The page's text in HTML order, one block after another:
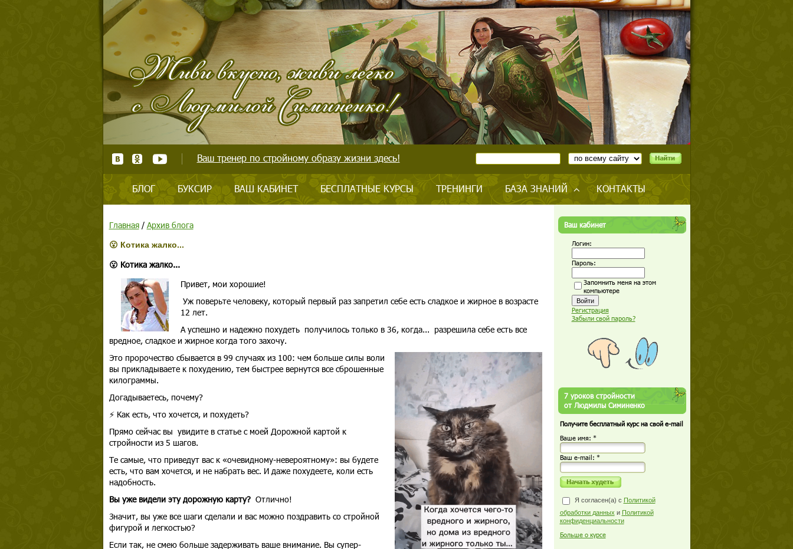
Ваш тренер по стройному образу жизни здесь!
БЛОГ БУКСИР ВАШ КАБИНЕТ БЕСПЛАТНЫЕ КУРСЫ ТРЕНИНГИ БАЗА ЗНАНИЙ КОНТАКТЫ
Главная/ Архив блога
😮 Котика жалко...
😮 Котика жалко...
Привет, мои хорошие!
Уж поверьте человеку, который первый раз запретил себе есть сладкое и жирное в возрасте
12 лет.
А успешно и надежно похудеть получилось только в 36, когда... разрешила себе есть все
вредное, сладкое и жирное когда того захочу.
Это пророчество сбывается в 99 случаях из 100: чем больше силы воли
вы прикладываете к похудению, тем быстрее вернутся все сброшенные
килограммы.
Догадываетесь, почему?
⚡️ Как есть, что хочется, и похудеть?
Прямо сейчас вы увидите в статье с моей Дорожной картой к
стройности из 5 шагов.
Те самые, что приведут вас к «очевидному-невероятному»: вы будете
есть, что вам хочется, и не набрать вес. И даже похудеете, коли есть
надобность.
Вы уже видели эту дорожную карту?Отлично!
Значит, вы уже все шаги сделали и вас можно поздравить со стройной
фигурой и легкостью?
Если так, не смею больше задерживать ваше внимание. Вы супер-
Ваш кабинет
Логин:
Пароль:
Запомнить меня на этом
компьютере
Регистрация
Забыли свой пароль?
7 уроков стройности
от Людмилы Симиненко
Получите бесплатный курс на свой e-mail
Ваше имя: *
Ваш е-mail: *
Я согласен(а) с Политикой
обработки данных и Политикой
конфиденциальности
Больше о курсе